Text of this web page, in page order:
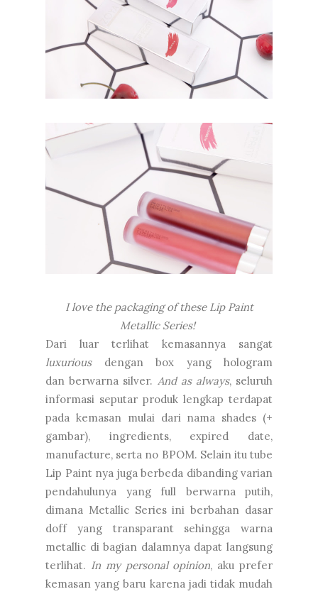
I love the packaging of these Lip Paint
Metallic Series!
Dari luar terlihat kemasannya sangat
luxurious dengan box yang hologram
dan berwarna silver. And as always, seluruh
informasi seputar produk lengkap terdapat
pada kemasan mulai dari nama shades (+
gambar), ingredients, expired date,
manufacture, serta no BPOM. Selain itu tube
Lip Paint nya juga berbeda dibanding varian
pendahulunya yang full berwarna putih,
dimana Metallic Series ini berbahan dasar
doff yang transparant sehingga warna
metallic di bagian dalamnya dapat langsung
terlihat. In my personal opinion, aku prefer
kemasan yang baru karena jadi tidak mudah